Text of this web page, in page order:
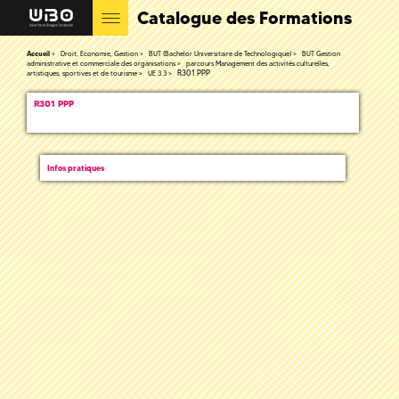
Catalogue des Formations
Accueil Droit, Economie, Gestion BUT (Bachelor Universitaire de Technologique)
BUT Gestion
administrative et commerciale des organisations
parcours Management des activités culturelles,
artistiques, sportives et de tourisme
UE 3.3 R301 PPP
R301 PPP
Infos pratiques